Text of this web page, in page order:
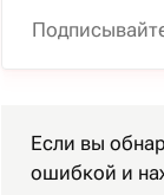
Если вы
ошибкой и